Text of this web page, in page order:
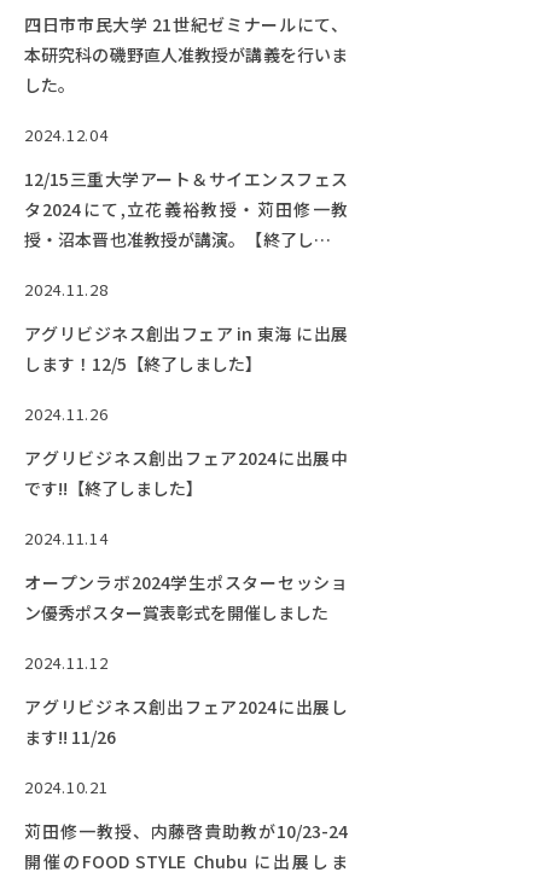
〒514-8507 三重県津市栗真町屋町1577
四日市市民大学 21世紀ゼミナールにて、
本研究科の磯野直人准教授が講義を行いま
した。
2024.12.04
12/15三重大学アート＆サイエンスフェス
タ2024にて,立花義裕教授・苅田修一教
授・沼本晋也准教授が講演。【終了しまし
2024.11.28
アグリビジネス創出フェア in 東海 に出展
します！12/5【終了しました】
2024.11.26
アグリビジネス創出フェア2024に出展中
です!!【終了しました】
2024.11.14
オープンラボ2024学生ポスターセッショ
ン優秀ポスター賞表彰式を開催しました
2024.11.12
アグリビジネス創出フェア2024に出展し
ます!! 11/26
2024.10.21
苅田修一教授、内藤啓貴助教が10/23-24
開催のFOOD STYLE Chubu に出展しま